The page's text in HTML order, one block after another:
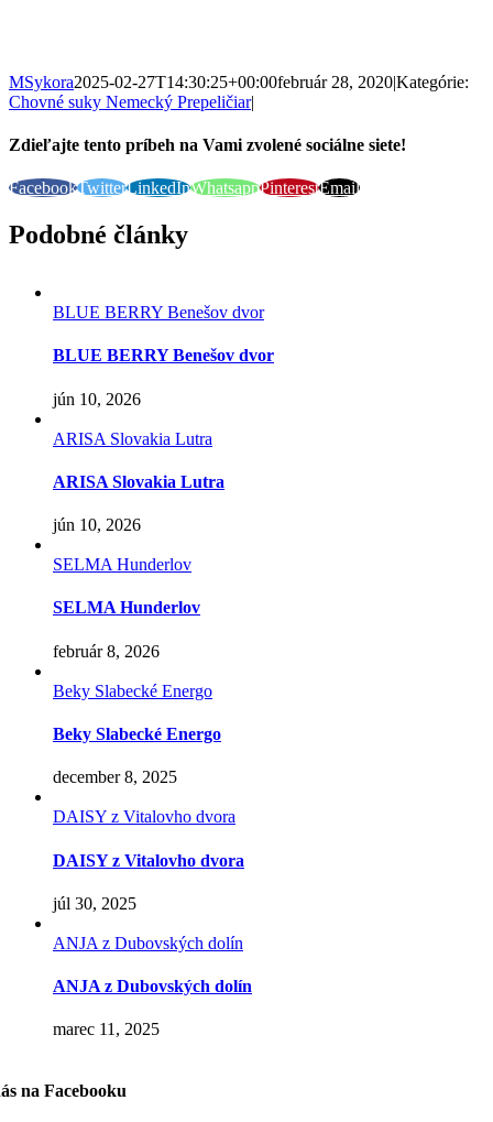
MSykora2025-02-27T14:30:25+00:00február 28, 2020|Kategórie:
Chovné suky Nemecký Prepeličiar|
Zdieľajte tento príbeh na Vami zvolené sociálne siete!
FacebookTwitterLinkedInWhatsappPinterestEmail
Podobné články
BLUE BERRY Benešov dvor
BLUE BERRY Benešov dvor
jún 10, 2026
ARISA Slovakia Lutra
ARISA Slovakia Lutra
jún 10, 2026
SELMA Hunderlov
SELMA Hunderlov
február 8, 2026
Beky Slabecké Energo
Beky Slabecké Energo
december 8, 2025
DAISY z Vitalovho dvora
DAISY z Vitalovho dvora
júl 30, 2025
ANJA z Dubovských dolín
ANJA z Dubovských dolín
marec 11, 2025
na Facebooku